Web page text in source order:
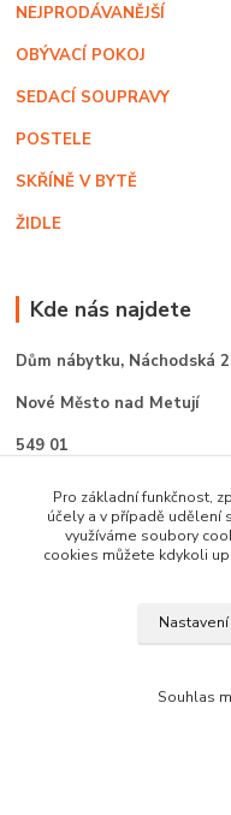
NEJPRODÁVANĚJŠÍ
OBÝVACÍ POKOJ
SEDACÍ SOUPRAVY
POSTELE
SKŘÍNĚ V BYTĚ
ŽIDLE
Kde nás najdete
Dům nábytku, Náchodská
Nové Město nad Metují
549 01
Pro základní funkčnost,
účely a v případě udělení
využíváme soubory
cookies můžete kdykoli
Nastavení
Souhlas